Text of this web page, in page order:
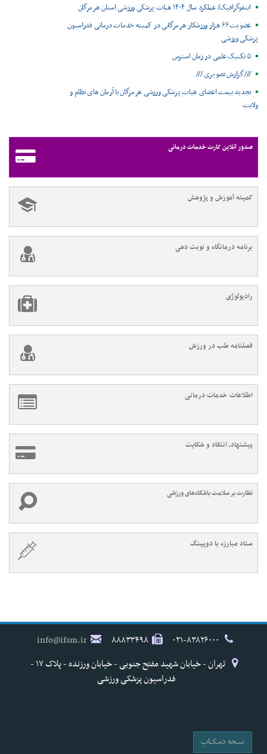
اینفوگرافیک/ عملکرد سال ۱۴۰۴ هیات پزشکی ورزشی استان هرمزگان
عضویت ۶۶ هزار ورزشکار هرمزگانی در کمیته خدمات درمانی فدراسیون
پزشکی ورزشی
۵ تکنیک علمی در زمان استرس
///گزارش تصویری ///
تجدید بیعت اعضای هیات پزشکی ورزشی هرمزگان با آرمان های نظام و
ولایت
صدور آنلاین کارت خدمات درمانی
کمیته آموزش و پژوهش
برنامه درمانگاه و نوبت دهی
رادیولوژی
فصلنامه طب در ورزش
اطلاعات خدمات درمانی
پیشنهاد، انتقاد و شکایت
نظارت بر سلامت باشگاه‌های ورزشی
ستاد مبارزه با دوپینگ
۸۸۸۳۳۴۹۸
info@ifsm.ir
تهران - خیابان شهید مفتح جنوبی - خیابان ورزنده - پلاک ۱۷ -
فدراسیون پزشکی ورزشی
نسخه دسکتاپ